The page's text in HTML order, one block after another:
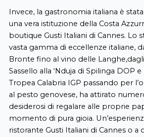
Invece, la gastronomia italiana è
una vera istituzione della Costa
boutique Gusti Italiani di Cannes. Lo
vasta gamma di eccellenze italiane,
Bronte fino al vino delle
Sassello alla ‘Nduja di Spilinga DOP
Tropea Calabria IGP passando per
al pesto genovese, ha attirato
desiderosi di regalare alle proprie
momento di pura gioia.
ristorante Gusti Italiani di Cannes o a